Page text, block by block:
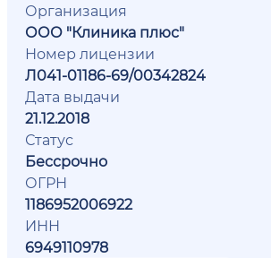
Организация
ООО "Клиника плюс"
Номер лицензии
Л041-01186-69/00342824
Дата выдачи
21.12.2018
Статус
Бессрочно
ОГРН
1186952006922
ИНН
6949110978